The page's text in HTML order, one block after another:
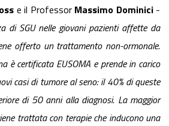
e il Professor Massimo Dominici -
di SGU nelle giovani pazienti affette da
offerto un trattamento non-ormonale.
è certificata EUSOMA e prende in carico
casi di tumore al seno: il 40% di queste
di 50 anni alla diagnosi. La maggior
trattata con terapie che inducono una